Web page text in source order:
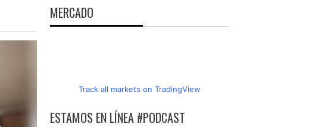
MERCADO
Track all markets on TradingView
ESTAMOS EN LÍNEA #PODCAST